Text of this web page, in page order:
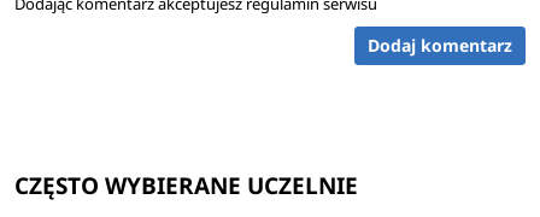
Dodaj komentarz
CZĘSTO WYBIERANE UCZELNIE